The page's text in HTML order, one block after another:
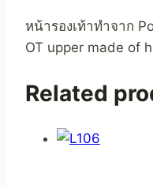
หน้ารองเท้าทำจาก
OT upper made of
Related